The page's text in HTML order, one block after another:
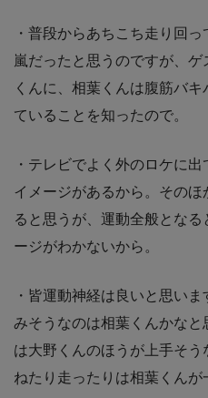
・普段からあちこち走り回
嵐だったと思うのですが、
くんに、相葉くんは腹筋バ
ていることを知ったので。
・テレビでよく外のロケに
イメージがあるから。その
ると思うが、運動全般とな
ージがわかないから。
・皆運動神経は良いと思い
みそうなのは相葉くんかな
は大野くんのほうが上手そ
ねたり走ったりは相葉くんが